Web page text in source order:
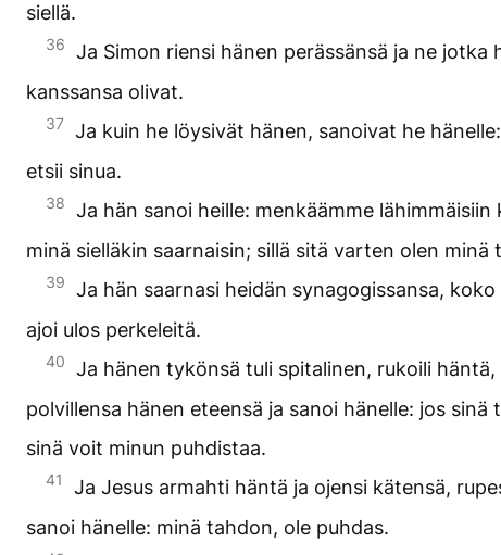
siellä.
36
Ja Simon riensi hänen perässänsä ja ne jotka
kanssansa olivat.
37 Ja kuin he löysivät hänen, sanoivat he
etsii sinua.
38
Ja hän sanoi heille: menkäämme lähimmäisiin
minä sielläkin saarnaisin; sillä sitä varten olen minä
39
Ja hän saarnasi heidän synagogissansa, koko
ajoi ulos perkeleitä.
40
Ja hänen tykönsä tuli spitalinen, rukoili häntä,
polvillensa hänen eteensä ja sanoi hänelle: jos sinä
sinä voit minun puhdistaa.
41
Ja Jesus armahti häntä ja ojensi kätensä,
sanoi hänelle: minä tahdon, ole puhdas.